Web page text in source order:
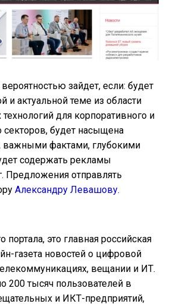
зайдет, если: будет
и актуальной теме из области
для корпоративного и
секторов, будет насыщена
фактами, глубокими
содержать рекламы
Предложения отправлять
Александру Левашову.
это главная российская
газета новостей о цифровой
вещании и ИТ.
200 тысяч пользователей в
и ИКТ-предприятий,